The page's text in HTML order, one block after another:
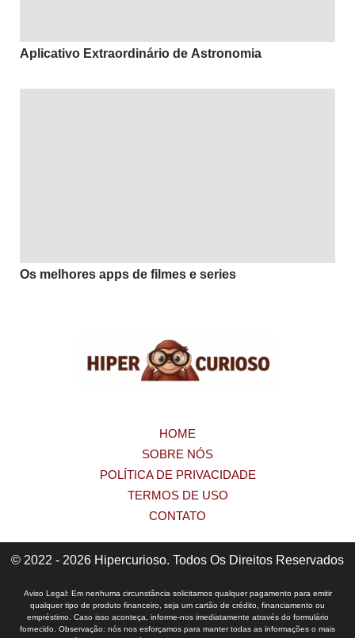
Aplicativo Extraordinário de Astronomia
Os melhores apps de filmes e series
HOME
SOBRE NÓS
POLÍTICA DE PRIVACIDADE
TERMOS DE USO
CONTATO
© 2022 - 2026 Hipercurioso. Todos Os Direitos Reservados
Aviso Legal: Em nenhuma circunstância solicitamos qualquer pagamento para emitir
qualquer tipo de produto financeiro, seja um cartão de crédito, financiamento ou
empréstimo. Caso isso aconteça, informe-nos imediatamente através do formulário
fornecido. Observação: nós nos esforçamos para manter todas as informações o mais